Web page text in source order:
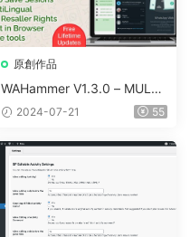
原創作品
WAHammer V1.3.0 – MULTI
WHATSAPP ACCOUNT BRO
ER / ACCOUNT ENGAGER
(FULL RESALLER)
2024-07-21 55